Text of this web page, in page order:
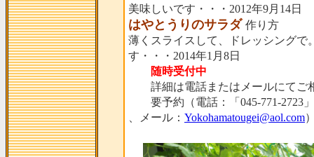
美味しいです・・・2012年9月14日
はやとうりのサラダ 作り方
薄くスライスして、ドレッシングで
す・・・2014年1月8日
随時受付中
詳細は電話またはメールにてご
要予約（電話：「045-771-2723」
、メール： Yokohamatougei@aol.com